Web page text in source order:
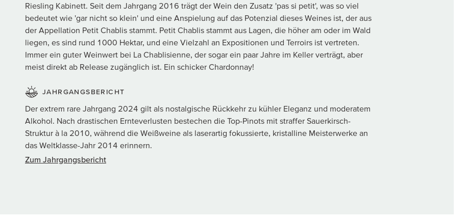
Riesling Kabinett. Seit dem Jahrgang 2016 trägt der Wein den Zusatz 'pas si petit', was so viel
bedeutet wie 'gar nicht so klein' und eine Anspielung auf das Potenzial dieses Weines ist, der aus
der Appellation Petit Chablis stammt. Petit Chablis stammt aus Lagen, die höher am oder im Wald
liegen, es sind rund 1000 Hektar, und eine Vielzahl an Expositionen und Terroirs ist vertreten.
Immer ein guter Weinwert bei La Chablisienne, der sogar ein paar Jahre im Keller verträgt, aber
meist direkt ab Release zugänglich ist. Ein schicker Chardonnay!
JAHRGANGSBERICHT
Der extrem rare Jahrgang 2024 gilt als nostalgische Rückkehr zu kühler Eleganz und moderatem
Alkohol. Nach drastischen Ernteverlusten bestechen die Top-Pinots mit straffer Sauerkirsch-
Struktur à la 2010, während die Weißweine als laserartig fokussierte, kristalline Meisterwerke an
das Weltklasse-Jahr 2014 erinnern.
Zum Jahrgangsbericht